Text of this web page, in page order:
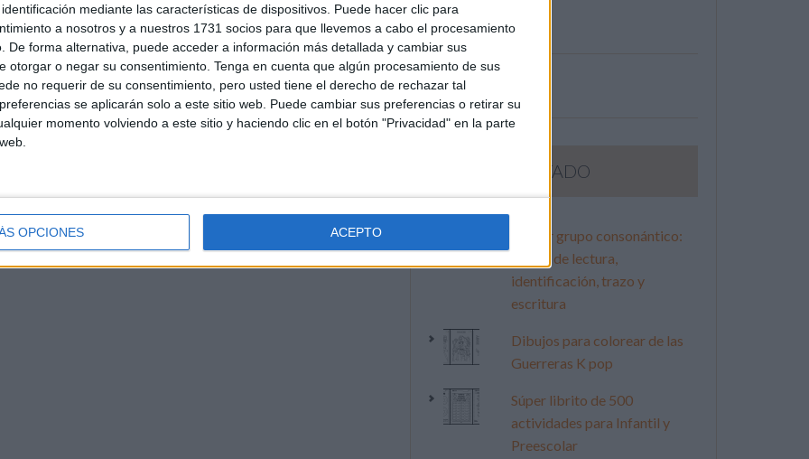
mediante las características de dispositivos. Puede hacer clic para
a nosotros y a nuestros 1731 socios para que llevemos a cabo el procesamiento
De forma alternativa, puede acceder a información más detallada y cambiar sus
otorgar o negar su consentimiento. Tenga en cuenta que algún procesamiento de sus
no requerir de su consentimiento, pero usted tiene el derecho de rechazar tal
se aplicarán solo a este sitio web. Puede cambiar sus preferencias o retirar su
momento volviendo a este sitio y haciendo clic en el botón "Privacidad" en la parte
OPCIONES ACEPTO
en muchos aspectos de la vida diaria, desde
instrucciones y resolver problemas hasta regular las
y comportarse de manera socialmente aceptable.
niños que tienen […]
Etiquetado como:asociación imagen palabra,atención infantil,
estimulacion cognitiva
LO MÁS VISITADO
Primer grupo consonántico:
Fichas de lectura,
identificación, trazo y
escritura
Dibujos para colorear de las
Guerreras K pop
Súper librito de 500
actividades para Infantil y
Preescolar